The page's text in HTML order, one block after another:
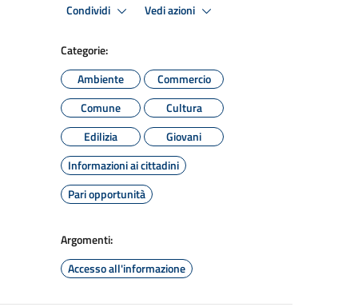
Condividi Vedi azioni
Categorie:
Ambiente
Commercio
Comune
Cultura
Edilizia
Giovani
Informazioni ai cittadini
Pari opportunità
Argomenti:
Accesso all'informazione